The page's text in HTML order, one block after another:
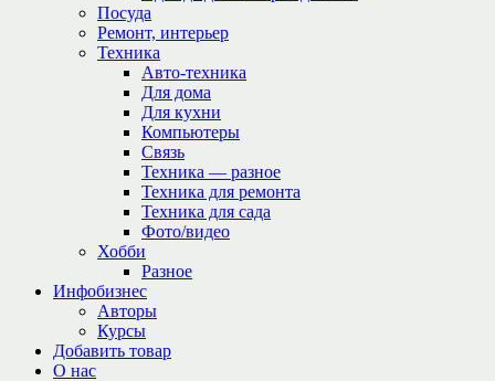
Посуда
Ремонт, интерьер
Техника
Авто-техника
Для дома
Для кухни
Компьютеры
Связь
Техника — разное
Техника для ремонта
Техника для сада
Фото/видео
Хобби
Разное
Инфобизнес
Авторы
Курсы
Добавить товар
О нас